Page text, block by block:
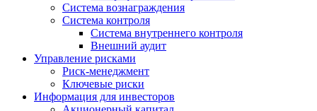
Система вознаграждения
Система контроля
Система внутреннего контроля
Внешний аудит
Управление рисками
Риск-менеджмент
Ключевые риски
Информация для инвесторов